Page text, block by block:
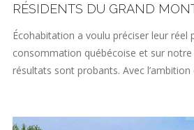
RÉSIDENTS DU GRAND
Écohabitation a voulu préciser leur réel
consommation québécoise et sur
résultats sont probants. Avec